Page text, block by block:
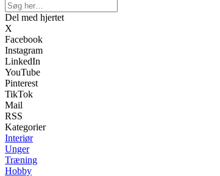
Del med hjertet
X
Facebook
Instagram
LinkedIn
YouTube
Pinterest
TikTok
Mail
RSS
Kategorier
Interiør
Unger
Træning
Hobby